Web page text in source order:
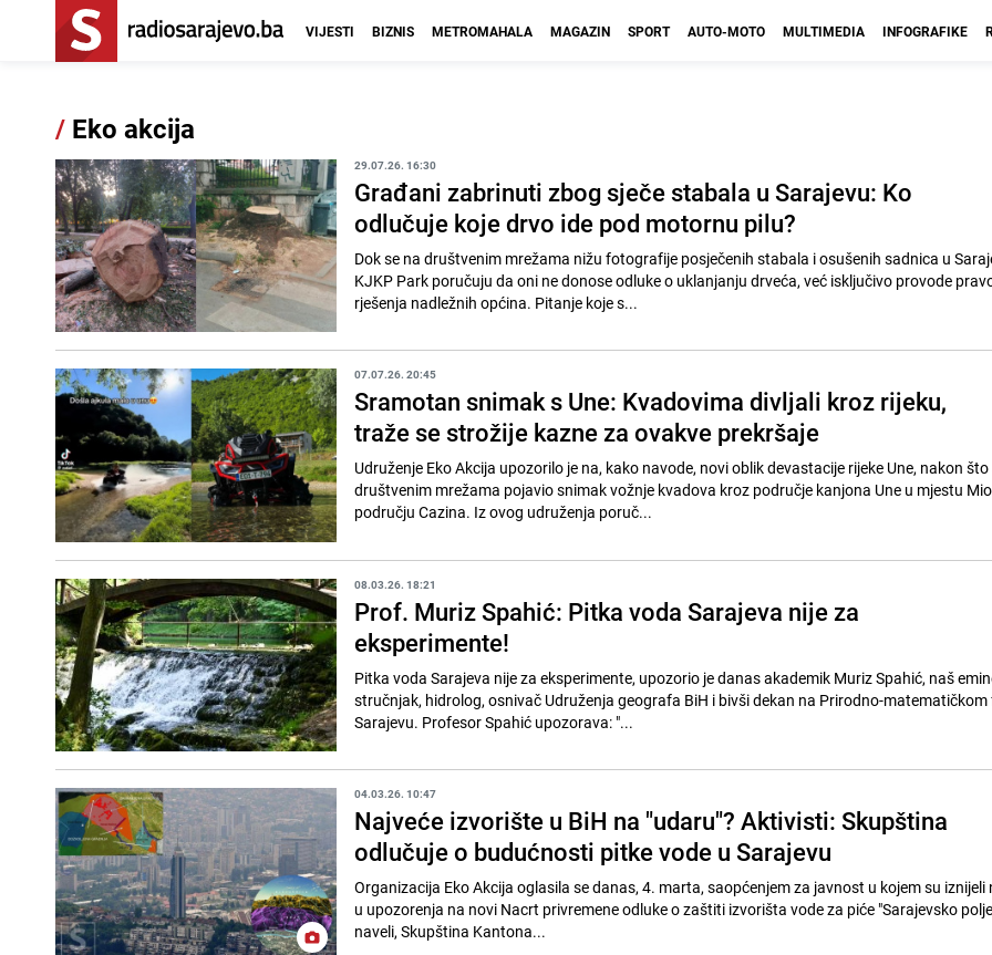
VIJESTI BIZNIS METROMAHALA MAGAZIN SPORT AUTO-MOTO MULTIMEDIA INFOGRAFIKE
/ Eko akcija
29.07.26. 16:30
Građani zabrinuti zbog sječe stabala u Sarajevu: Ko
odlučuje koje drvo ide pod motornu pilu?
Dok se na društvenim mrežama nižu fotografije posječenih stabala i osušenih sadnica u
KJKP Park poručuju da oni ne donose odluke o uklanjanju drveća, već isključivo provode
rješenja nadležnih općina. Pitanje koje s...
07.07.26. 20:45
Sramotan snimak s Une: Kvadovima divljali kroz rijeku,
traže se strožije kazne za ovakve prekršaje
Udruženje Eko Akcija upozorilo je na, kako navode, novi oblik devastacije rijeke Une, nakon što
društvenim mrežama pojavio snimak vožnje kvadova kroz područje kanjona Une u mjestu
području Cazina. Iz ovog udruženja poruč...
08.03.26. 18:21
Prof. Muriz Spahić: Pitka voda Sarajeva nije za
eksperimente!
Pitka voda Sarajeva nije za eksperimente, upozorio je danas akademik Muriz Spahić, naš
stručnjak, hidrolog, osnivač Udruženja geografa BiH i bivši dekan na Prirodno-
Sarajevu. Profesor Spahić upozorava: "...
04.03.26. 10:47
Najveće izvorište u BiH na "udaru"? Aktivisti: Skupština
odlučuje o budućnosti pitke vode u Sarajevu
Organizacija Eko Akcija oglasila se danas, 4. marta, saopćenjem za javnost u kojem su iznijeli
u upozorenja na novi Nacrt privremene odluke o zaštiti izvorišta vode za piće "Sarajevsko
naveli, Skupština Kantona...